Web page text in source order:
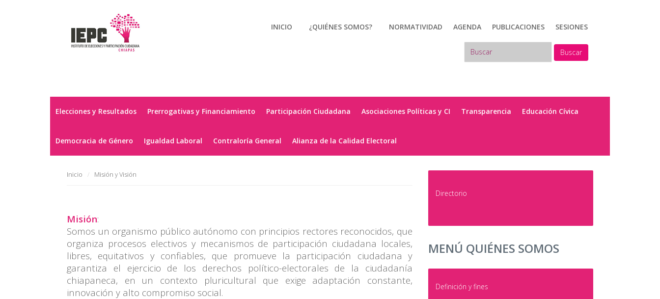
INICIO ¿QUIÉNES SOMOS? NORMATIVIDAD AGENDA PUBLICACIONES SESIONES
Buscar
Elecciones y Resultados Prerrogativas y Financiamiento Participación Ciudadana Asociaciones Políticas y CI Transparencia Educación Cívica
Democracia de Género Igualdad Laboral Contraloría General Alianza de la Calidad Electoral
Inicio Misión y Visión
Misión:
Somos un organismo público autónomo con principios rectores reconocidos, que
organiza procesos electivos y mecanismos de participación ciudadana locales,
libres, equitativos y confiables, que promueve la participación ciudadana y
garantiza el ejercicio de los derechos político-electorales de la ciudadanía
chiapaneca, en un contexto pluricultural que exige adaptación constante,
innovación y alto compromiso social.
Directorio
MENÚ QUIÉNES SOMOS
Definición y fines